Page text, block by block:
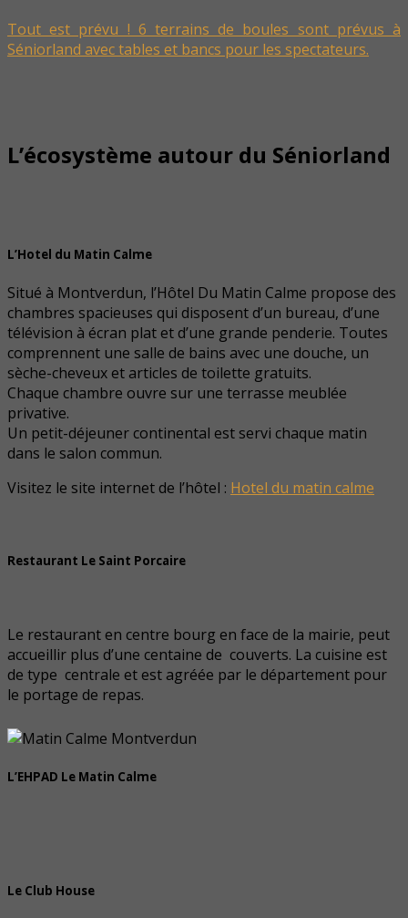
Tout est prévu ! 6 terrains de boules sont prévus à
Séniorland avec tables et bancs pour les spectateurs.
L’écosystème autour du Séniorland
L’Hotel du Matin Calme
Situé à Montverdun, l’Hôtel Du Matin Calme propose des
chambres spacieuses qui disposent d’un bureau, d’une
télévision à écran plat et d’une grande penderie. Toutes
comprennent une salle de bains avec une douche, un
sèche-cheveux et articles de toilette gratuits.
Chaque chambre ouvre sur une terrasse meublée
privative.
Un petit-déjeuner continental est servi chaque matin
dans le salon commun.
Visitez le site internet de l’hôtel : Hotel du matin calme
Restaurant Le Saint Porcaire
Le restaurant en centre bourg en face de la mairie, peut
accueillir plus d’une centaine de couverts. La cuisine est
de type centrale et est agréée par le département pour
le portage de repas.
L’EHPAD Le Matin Calme
Le Club House